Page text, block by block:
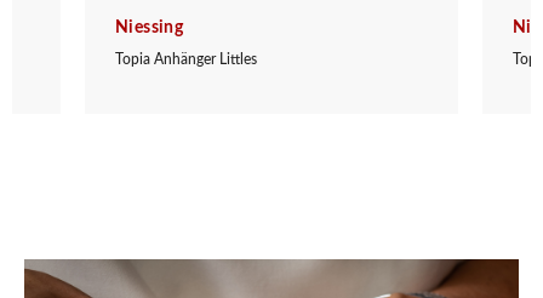
Niessing
Topia Anhänger Littles